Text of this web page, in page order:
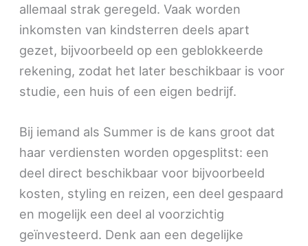
allemaal strak geregeld. Vaak worden
inkomsten van kindsterren deels apart
gezet, bijvoorbeeld op een geblokkeerde
rekening, zodat het later beschikbaar is voor
studie, een huis of een eigen bedrijf.
Bij iemand als Summer is de kans groot dat
haar verdiensten worden opgesplitst: een
deel direct beschikbaar voor bijvoorbeeld
kosten, styling en reizen, een deel gespaard
en mogelijk een deel al voorzichtig
geïnvesteerd. Denk aan een degelijke